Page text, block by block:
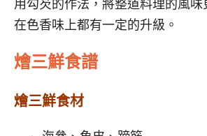
用勾芡的作法，將整道料理的風
在色香味上都有一定的升級。
燴三鮮食譜
燴三鮮食材